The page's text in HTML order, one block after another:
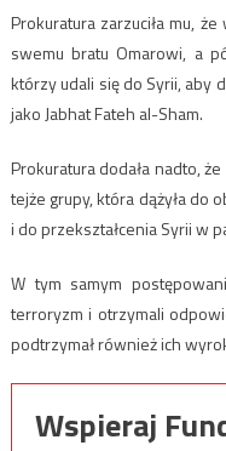
Prokuratura zarzuciła mu,
swemu bratu Omarowi, a
którzy udali się do Syrii, aby
jako Jabhat Fateh al-Sham.
Prokuratura dodała nadto,
tejże grupy, która dążyła do
i do przekształcenia Syrii w
W tym samym
terroryzm i otrzymali
podtrzymał również ich
Wspieraj